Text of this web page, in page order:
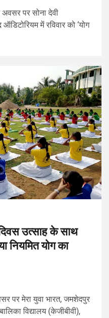
अवसर पर सोना देवी
में रविवार को ‘योग
दिवस उत्साह के साथ
नियमित योग का
पर मेरा युवा भारत, जमशेदपुर
विद्यालय (केजीबीवी),